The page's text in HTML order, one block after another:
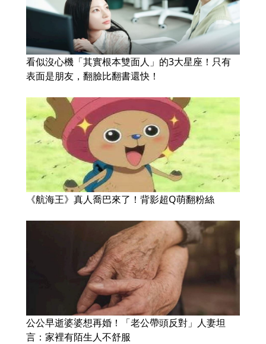
看似沒心機「其實根本雙面人」的3大星座！只有
表面是朋友，翻臉比翻書還快！
《航海王》真人喬巴來了！背影超Q萌翻粉絲
公公早逝婆婆想再婚！「老公帶頭反對」人妻坦
言：家裡有陌生人不舒服